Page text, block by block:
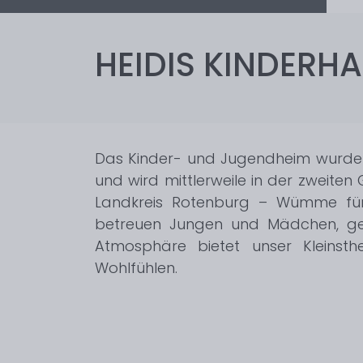
HEIDIS
Das Kinder- und Jugendheim
und wird mittlerweile in der zweiten
Landkreis Rotenburg – Wümme
betreuen Jungen und Mädchen,
Atmosphäre bietet unser
Wohlfühlen.